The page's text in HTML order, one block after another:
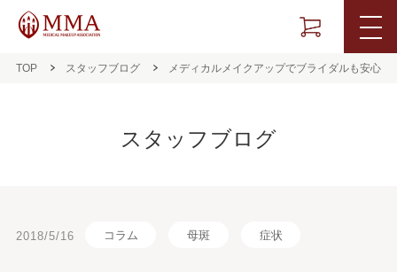
TOP スタッフブログ メディカルメイクアップでブライダルも安心
スタッフブログ
2018/5/16 コラム 母斑 症状